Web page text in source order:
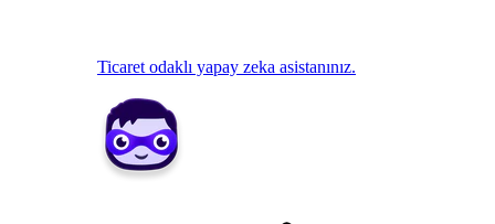
Ticaret odaklı yapay zeka asistanınız.